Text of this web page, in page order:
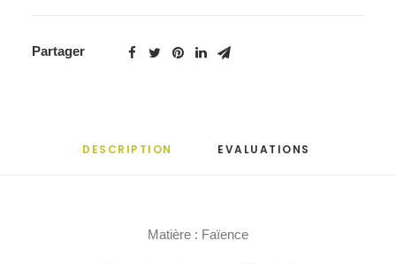
Partager
DESCRIPTION EVALUATIONS
Matière : Faïence